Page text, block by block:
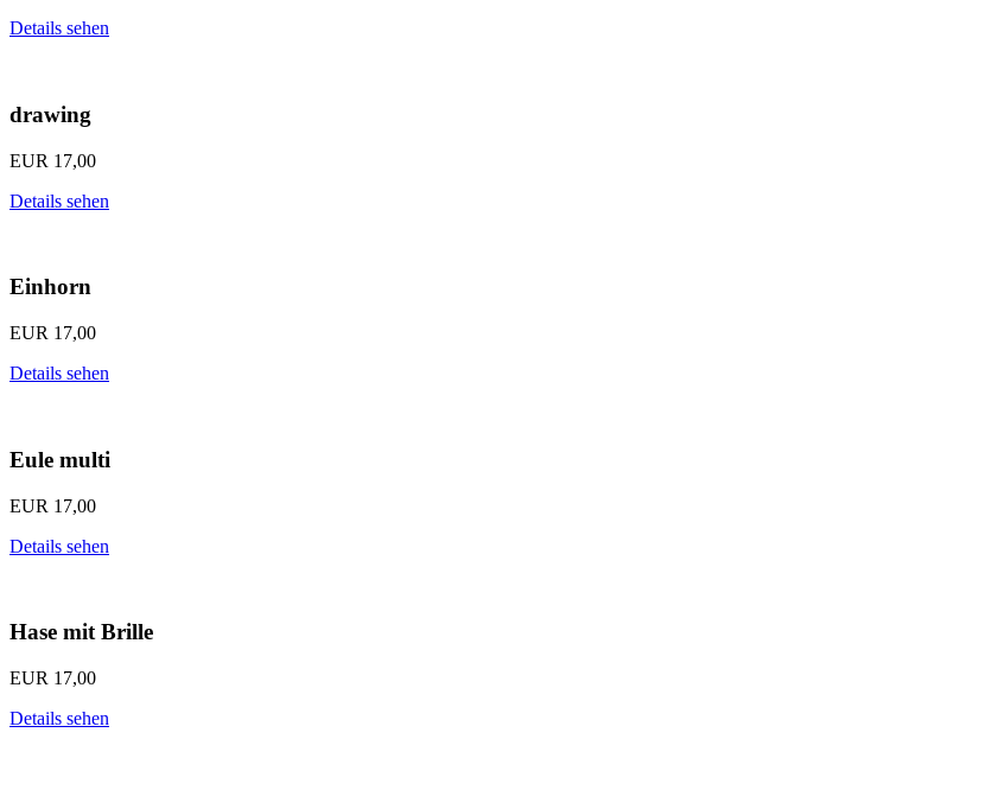
Details sehen
drawing
EUR 17,00
Details sehen
Einhorn
EUR 17,00
Details sehen
Eule multi
EUR 17,00
Details sehen
Hase mit Brille
EUR 17,00
Details sehen